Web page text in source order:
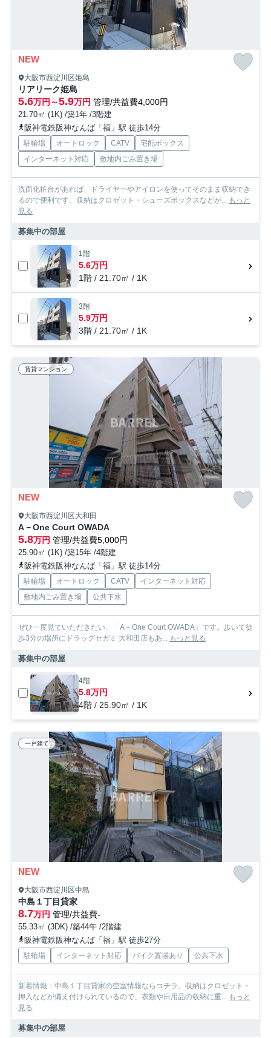
NEW
大阪市西淀川区姫島
リアリーク姫島
5.6万円～5.9万円 管理/共益費4,000円
21.70㎡ (1K) /築1年 /3階建
阪神電鉄阪神なんば「福」駅 徒歩14分
駐輪場 オートロック CATV
宅配ボックス
インターネット対応
敷地内ごみ置き場
洗面化粧台があれば、ドライヤーやアイロンを使ってそのまま収納でき
るので便利です。収納はクロゼット・シューズボックスなどが...
もっと
見る
募集中の部屋
1階
5.6万円
1階 / 21.70㎡ / 1K
3階
5.9万円
3階 / 21.70㎡ / 1K
賃貸マンション
NEW
大阪市西淀川区大和田
A－One Court OWADA
5.8万円 管理/共益費5,000円
25.90㎡ (1K) /築15年 /4階建
阪神電鉄阪神なんば「福」駅 徒歩14分
駐輪場 オートロック CATV
インターネット対応
敷地内ごみ置き場
公共下水
ぜひ一度見ていただきたい、「A－One Court OWADA」です。歩いて徒
歩3分の場所にドラッグセガミ 大和田店もあ...
もっと見る
募集中の部屋
4階
5.8万円
4階 / 25.90㎡ / 1K
一戸建て
NEW
大阪市西淀川区中島
中島１丁目貸家
8.7万円 管理/共益費-
55.33㎡ (3DK) /築44年 /2階建
阪神電鉄阪神なんば「福」駅 徒歩27分
駐輪場 インターネット対応 バイク置場あり 公共下水
新着情報：中島１丁目貸家の空室情報ならコチラ。収納はクロゼット・
押入などが備え付けられているので、衣類や日用品の収納に重...
もっと
見る
募集中の部屋